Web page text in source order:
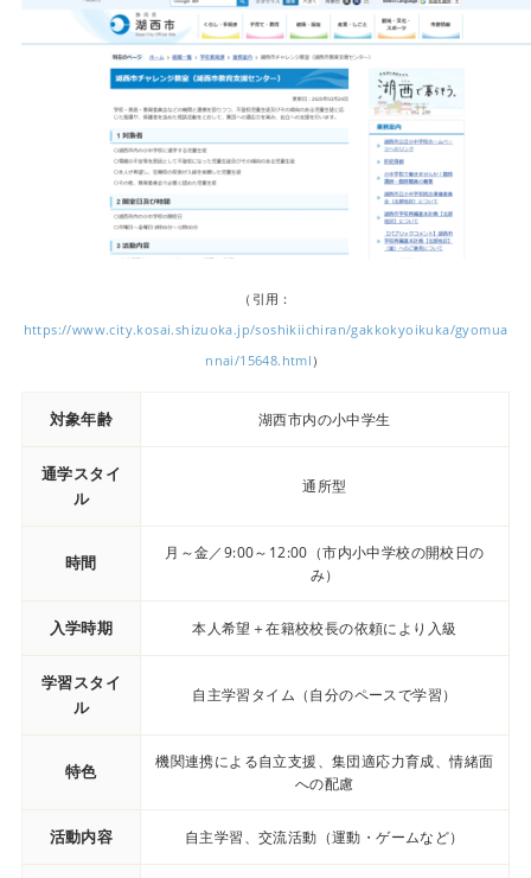
（引用：
https://www.city.kosai.shizuoka.jp/soshikiichiran/gakkokyoikuka/gyomua
nnai/15648.html ）
対象年齢 湖西市内の小中学生
通学スタイ
ル
通所型
時間
月～金／9:00～12:00（市内小中学校の開校日の
み）
入学時期 本人希望＋在籍校校長の依頼により入級
学習スタイ
ル
自主学習タイム（自分のペースで学習）
特色
機関連携による自立支援、集団適応力育成、情緒面
への配慮
活動内容 自主学習、交流活動（運動・ゲームなど）